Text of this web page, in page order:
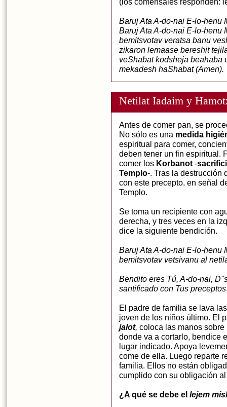
Baruj Ata A-do-nai E-lo-henu
Baruj Ata A-do-nai E-lo-henu
bemitsvotav veratsa banu
zikaron lemaase bereshit
veShabat kodsheja beahaba
mekadesh haShabat (Amen).
Netilat Iadaim y
Antes de comer pan, se
No sólo es una medida
espiritual para comer,
deben tener un fin espiritual.
comer los Korbanot -
Templo-. Tras la destrucción
con este precepto, en señal
Templo.
Se toma un recipiente con
derecha, y tres veces en la
dice la siguiente bendición.
Baruj Ata A-do-nai E-lo-henu
bemitsvotav vetsivanu al
Bendito eres Tú, A-do-nai,
santificado con Tus
El padre de familia se lava
joven de los niños último. El
jalot, coloca las manos
donde va a cortarlo, bendice
lugar indicado. Apoya
come de ella. Luego reparte
familia. Ellos no están
cumplido con su obligación
¿A qué se debe el lejem